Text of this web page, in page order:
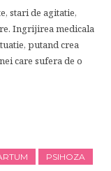
stari de agitatie,
Ingrijirea medicala
putand crea
care sufera de o
PSIHOZA